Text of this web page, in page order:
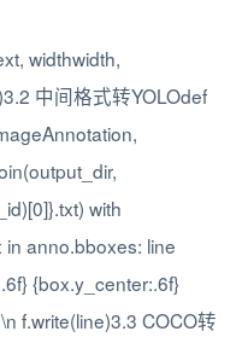
widthwidth,
中间格式转YOLOdef
with
anno.bboxes: line
{box.y_center:.6f}
f.write(line)3.3 COCO转